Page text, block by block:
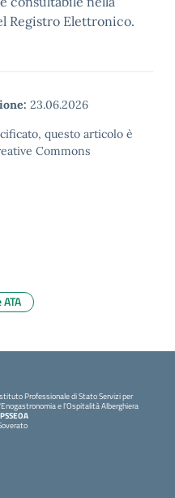
Registro Elettronico.
23.06.2026
questo articolo è
Commons
Professionale di Stato Servizi per
e l'Ospitalità Alberghiera